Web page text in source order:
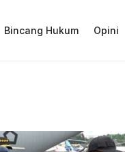
Bincang Hukum Opini